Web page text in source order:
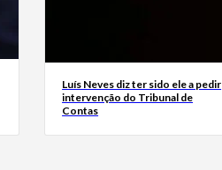
Luís Neves diz ter sido ele a pedir
intervenção do Tribunal de
Contas